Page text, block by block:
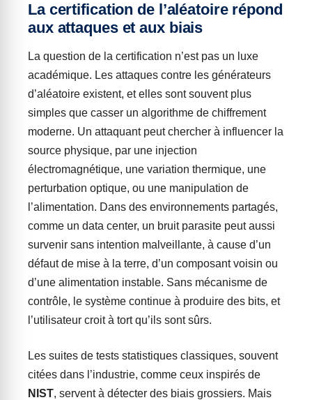
La certification de l’aléatoire répond
aux attaques et aux biais
La question de la certification n’est pas un luxe
académique. Les attaques contre les générateurs
d’aléatoire existent, et elles sont souvent plus
simples que casser un algorithme de chiffrement
moderne. Un attaquant peut chercher à influencer la
source physique, par une injection
électromagnétique, une variation thermique, une
perturbation optique, ou une manipulation de
l’alimentation. Dans des environnements partagés,
comme un data center, un bruit parasite peut aussi
survenir sans intention malveillante, à cause d’un
défaut de mise à la terre, d’un composant voisin ou
d’une alimentation instable. Sans mécanisme de
contrôle, le système continue à produire des bits, et
l’utilisateur croit à tort qu’ils sont sûrs.
Les suites de tests statistiques classiques, souvent
citées dans l’industrie, comme ceux inspirés de
NIST, servent à détecter des biais grossiers. Mais